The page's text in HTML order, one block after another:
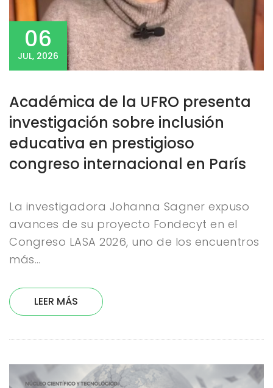
06
JUL, 2026
Académica de la UFRO presenta
investigación sobre inclusión
educativa en prestigioso
congreso internacional en París
La investigadora Johanna Sagner expuso
avances de su proyecto Fondecyt en el
Congreso LASA 2026, uno de los encuentros
más…
LEER MÁS